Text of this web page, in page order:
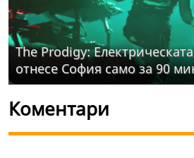
The Prodigy:
отнесе София само за 90
Коментари